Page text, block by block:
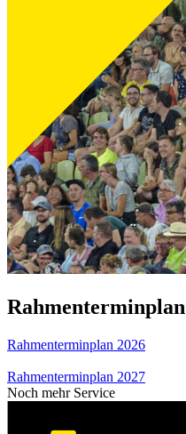
Rahmenterminplan
Rahmenterminplan 2026
Rahmenterminplan 2027
Noch mehr Service